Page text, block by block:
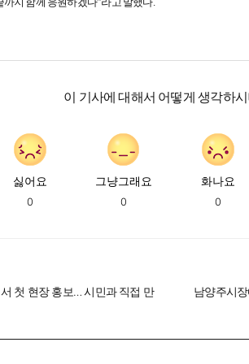
이 기사에 대해서 어떻게 생각하
싫어요
0
그냥그래요
0
화나요
0
첫 현장 홍보… 시민과 직접 만
남양주시